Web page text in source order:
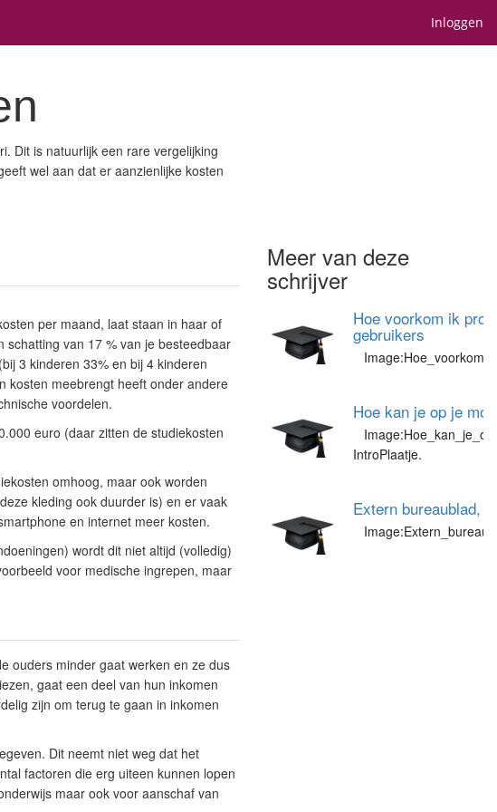
Inloggen
Dit is natuurlijk een rare vergelijking
wel aan dat er aanzienlijke kosten
per maand, laat staan in haar of
van 17 % van je besteedbaar
3 kinderen 33% en bij 4 kinderen
kosten meebrengt heeft onder andere
voordelen.
euro (daar zitten de studiekosten
omhoog, maar ook worden
kleding ook duurder is) en er vaak
en internet meer kosten.
wordt dit niet altijd (volledig)
voor medische ingrepen, maar
ouders minder gaat werken en ze dus
gaat een deel van hun inkomen
zijn om terug te gaan in inkomen
Dit neemt niet weg dat het
factoren die erg uiteen kunnen lopen
maar ook voor aanschaf van
Meer van deze
schrijver
Hoe voorkom ik
gebruikers
Hoe kan je op je
IntroPlaatje.
Extern bureaublad,